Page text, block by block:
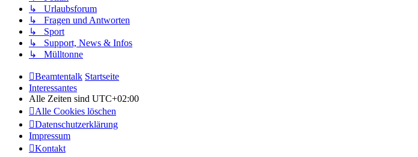
↳ Urlaubsforum
↳ Fragen und Antworten
↳ Sport
↳ Support, News & Infos
↳ Mülltonne
Beamtentalk Startseite
Interessantes
Alle Zeiten sind UTC+02:00
Alle Cookies löschen
Datenschutzerklärung
Impressum
Kontakt